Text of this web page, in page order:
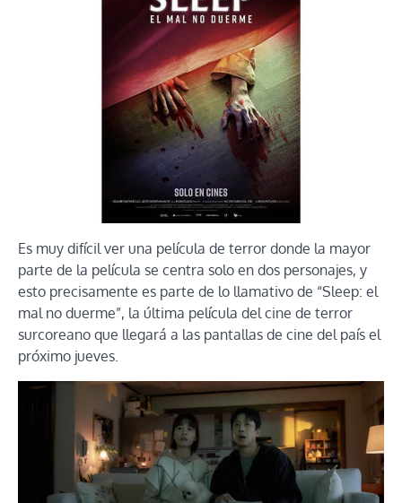
Es muy difícil ver una película de terror donde la mayor
parte de la película se centra solo en dos personajes, y
esto precisamente es parte de lo llamativo de “Sleep: el
mal no duerme”, la última película del cine de terror
surcoreano que llegará a las pantallas de cine del país el
próximo jueves.